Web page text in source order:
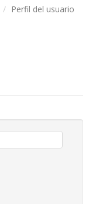
Perfil del usuario